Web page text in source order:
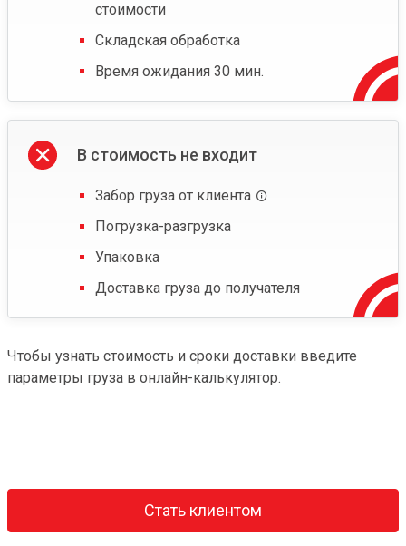
стоимости
Складская обработка
Время ожидания 30 мин.
В стоимость не входит
Забор груза от клиента
Погрузка-разгрузка
Упаковка
Доставка груза до получателя
Чтобы узнать стоимость и сроки доставки введите
параметры груза в онлайн-калькулятор.
Стать клиентом